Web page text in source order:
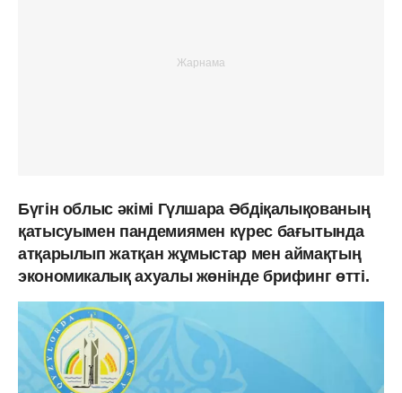
Бүгін облыс әкімі Гүлшара Әбдіқалықованың
қатысуымен пандемиямен күрес бағытында
атқарылып жатқан жұмыстар мен аймақтың
экономикалық ахуалы жөнінде брифинг өтті.